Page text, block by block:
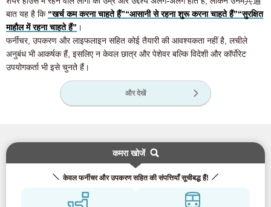
बात यह है कि “खर्च कम करना चाहते हैं”“आसानी से रहना शुरू करना चाहते हैं”“सुरक्षित
माहौल में रहना चाहते हैं” ।
फर्नीचर, उपकरण और लाइफलाइन सहित कोई तैयारी की आवश्यकता नहीं है, लचीले
अनुबंध भी आकर्षक हैं, इसलिए न केवल छात्र और पेशेवर बल्कि विदेशी और कॉर्पोरेट
उपयोगकर्ता भी इसे चुनते हैं।
और देखें
कमरा खोजें
केवल फर्नीचर और उपकरण सहित की संपत्तियाँ सूचीबद्ध हैं!